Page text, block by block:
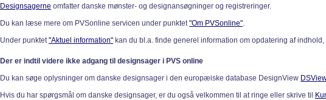
Designsagerne omfatter danske mønster- og designansøgninger og registreringer.
Du kan læse mere om PVSonline servicen under punktet"Om PVSonline".
Under punktet"Aktuel information" kan du bl.a. finde generel information om opdatering af
Der er indtil videre ikke adgang til designsager i PVS online
Du kan søge oplysninger om danske designsager i den europæiske database DesignView DSView
Hvis du har spørgsmål om danske designsager, er du også velkommen til at ringe eller skrive til